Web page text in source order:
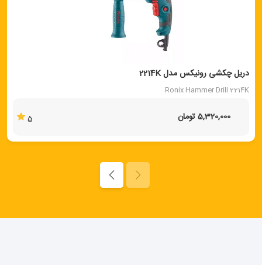
دریل چکشی رونیکس مدل 2214K
Ronix Hammer Drill 2214K
5,320,000 تومان 5